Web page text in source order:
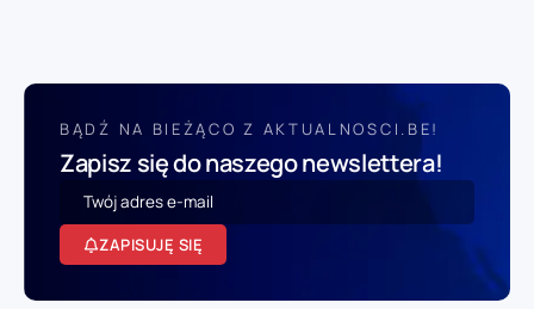
BĄDŹ NA BIEŻĄCO Z AKTUALNOSCI.BE!
Zapisz się do naszego newslettera!
ZAPISUJĘ SIĘ